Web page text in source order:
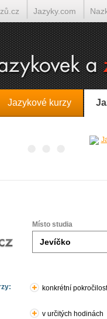
Jazykové kurzy
Místo studia
konkrétní
v určitých hodinách
Jazyky.com
Tlumočí.cz